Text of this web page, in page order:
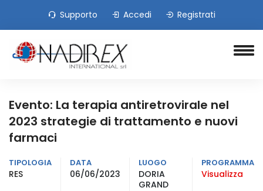
Supporto Accedi Registrati
Evento: La terapia antiretrovirale nel
2023 strategie di trattamento e nuovi
farmaci
TIPOLOGIA
RES
DATA
06/06/2023
LUOGO
DORIA
GRAND
PROGRAMMA
Visualizza